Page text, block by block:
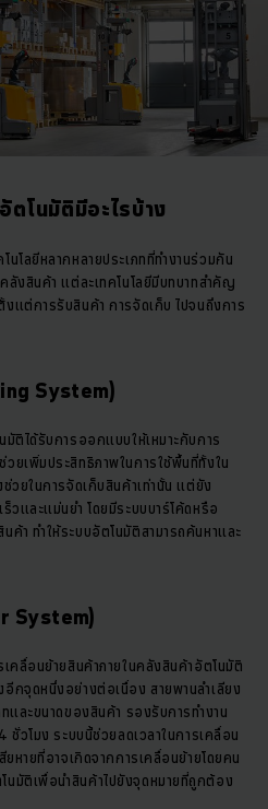
ตโนมัติมีอะไรบ้าง
โลยีหลากหลายประเภทที่ทำงานร่วมกัน
ลังสินค้า แต่ละเทคโนโลยีมีบทบาทสำคัญ
แต่การรับสินค้า การจัดเก็บ ไปจนถึงการ
System)
ติได้รับการออกแบบให้เหมาะกับการ
ยเพิ่มประสิทธิภาพในการใช้พื้นที่ทั้งใน
วยในการจัดเก็บสินค้าเท่านั้น แต่ยัง
วและแม่นยำ โดยมีระบบบาร์โค้ดหรือ
ค้า ทำให้ระบบอัตโนมัติสามารถค้นหาและ
System)
เคลื่อนย้ายสินค้าภายในคลังสินค้าอัตโนมัติ
กจุดหนึ่งอย่างต่อเนื่อง สายพานลำเลียง
และขนาดของสินค้า รองรับการทำงาน
ชั่วโมง ระบบนี้ช่วยลดเวลาในการเคลื่อน
หายที่อาจเกิดจากการเคลื่อนย้ายโดยคน
มัติเพื่อนำสินค้าไปยังจุดหมายที่ถูกต้อง